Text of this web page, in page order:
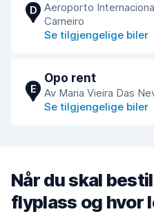
D Aeroporto
Carneiro
Se tilgjengelige biler
E
Opo rent
Av Maria Vieira Das
Se tilgjengelige biler
Når du skal
flyplass og hvor